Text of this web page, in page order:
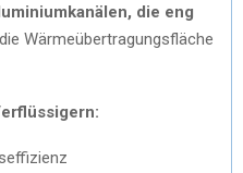
die eng
Wärmeübertragungsfläche